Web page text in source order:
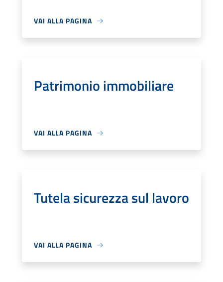
VAI ALLA PAGINA
Patrimonio immobiliare
VAI ALLA PAGINA
Tutela sicurezza sul lavoro
VAI ALLA PAGINA